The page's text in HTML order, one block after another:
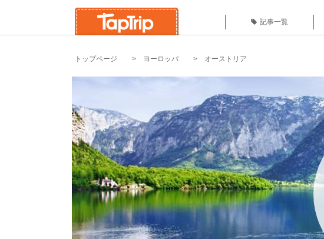
記事一覧
トップページ ヨーロッパ オーストリア